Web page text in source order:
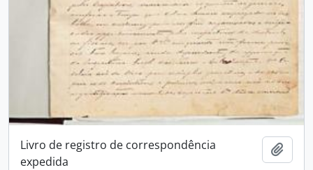
Livro de registro de correspondência
expedida